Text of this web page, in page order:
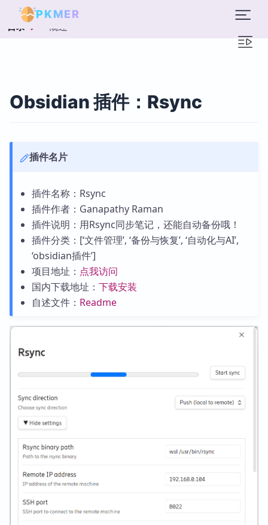
PKMER
目录 概述
Obsidian 插件：Rsync
插件名片
插件名称：Rsync
插件作者：Ganapathy Raman
插件说明：用Rsync同步笔记，还能自动备份哦！
插件分类：[‘文件管理’, ‘备份与恢复’, ‘自动化与AI’,
‘obsidian插件’]
项目地址： 点我访问
国内下载地址： 下载安装
自述文件： Readme